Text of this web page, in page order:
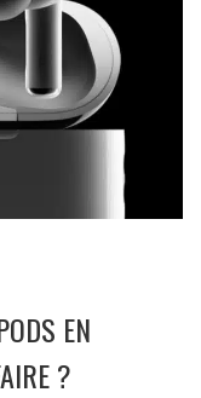
EN
?